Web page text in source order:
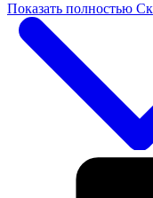
Показать полностью